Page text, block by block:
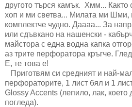
другото търся камък. Хмм... Както
хоп и ми светва... Милата ми Шми,
комплектче чудно. Даааа... За
или сдъвкано на нашенски -
майстора с една водна капка
аз трите перфоратора кръгче.
Е, те това е!
Приготвям си средният и най-
перфораторите, 1 лист бял и 1
Glossy Accents (лепило, лак, което
погледа).